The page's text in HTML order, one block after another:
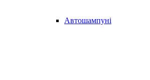
Автошампуні